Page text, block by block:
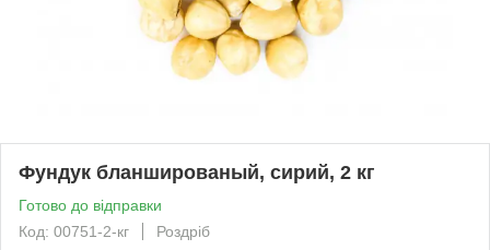
Фундук бланшированый, сирий, 2 кг
Готово до відправки
Код: 00751-2-кг
Роздріб